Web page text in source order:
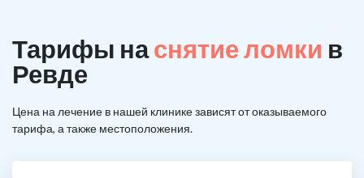
Тарифы наснятие ломки в
Ревде
Цена на лечение в нашей клинике зависят от оказываемого
тарифа, а также местоположения.